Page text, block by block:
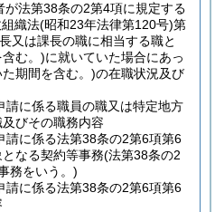
が法第38条の2第4項に規定する
織法(昭和23年法律第120号)第
又は課長の職に相当する職と
む。)に就いていた場合にあっ
期間を含む。)の在職状況及び
請に係る職員の職又は特定地方
びその職務内容
請に係る法第38条の2第6項第6
なる契約等事務(法第38条の2
務をいう。)
請に係る法第38条の2第6項第6